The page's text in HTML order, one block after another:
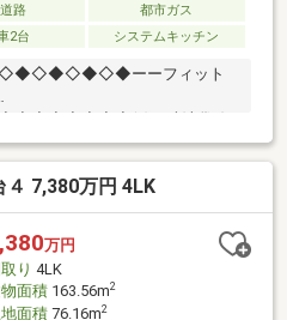
路
都市ガス
2台 システムキッチン
ーーフィット
西武池袋線
か。(2)住友林業施工。建物の構
魅力のひとつです。(3)約18.4帖
(4)LDKと和室が隣接し、扉を
て一体利用が可能。(5)2026年8
ン、ユニットバス、洗面化粧
替、新規エアコン設置、畳表替
のお問合せがスムーズです♪
7,380万円 4LK
万円
り 4LK
面積163.56m2
面積76.16m2